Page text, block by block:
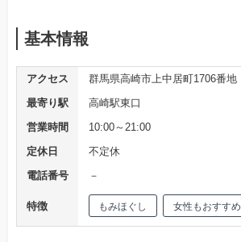
基本情報
アクセス
群馬県高崎市上中居町1706番地
最寄り駅
高崎駅東口
営業時間
10:00～21:00
定休日
不定休
電話番号
－
特徴 もみほぐし 女性もおすすめ